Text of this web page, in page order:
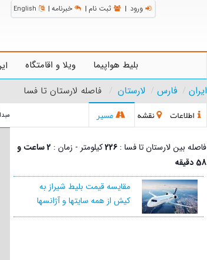
ورود | ثبت نام | خبرنامه |
English
بلیط هواپیما ویلا و اقامتگاه
ایران
فارس لارستان فاصله لارستان تا فسا
اطلاعات نقشه مسیر مبدا
فاصله بین لارستان تا فسا : 226کیلومتر - زمان : 2 ساعت و
58 دقیقه
مقایسه قیمت بلیط شیراز به
کیش از همه سایتها و آژانسها